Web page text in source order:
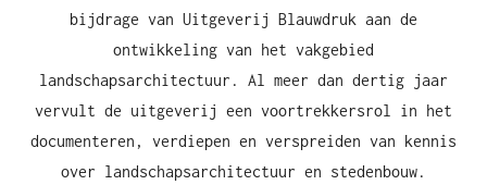
bijdrage van Uitgeverij Blauwdruk aan de
ontwikkeling van het vakgebied
landschapsarchitectuur. Al meer dan dertig jaar
vervult de uitgeverij een voortrekkersrol in het
documenteren, verdiepen en verspreiden van kennis
over landschapsarchitectuur en stedenbouw.